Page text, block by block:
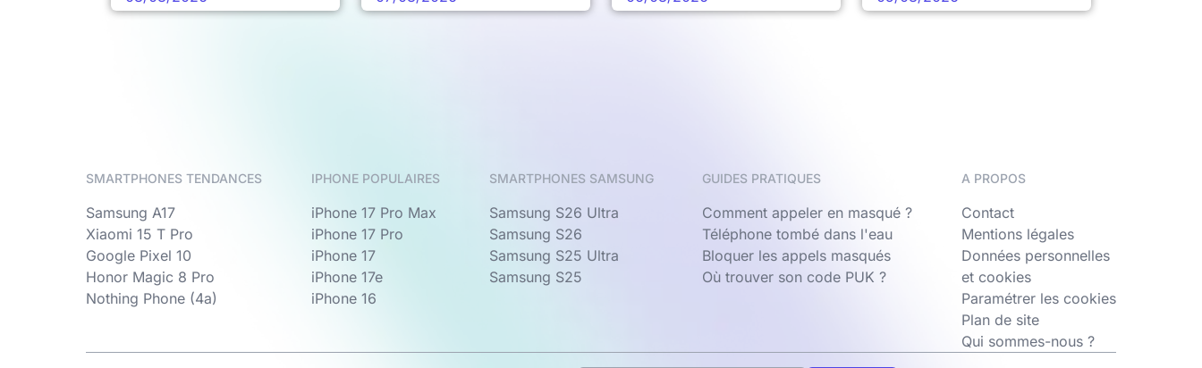
SMARTPHONES TENDANCES
Samsung A17
Xiaomi 15 T Pro
Google Pixel 10
Honor Magic 8 Pro
Nothing Phone (4a)
IPHONE POPULAIRES
iPhone 17 Pro Max
iPhone 17 Pro
iPhone 17
iPhone 17e
iPhone 16
SMARTPHONES SAMSUNG
Samsung S26 Ultra
Samsung S26
Samsung S25 Ultra
Samsung S25
GUIDES PRATIQUES
Comment appeler en masqué ?
Téléphone tombé dans l'eau
Bloquer les appels masqués
Où trouver son code PUK ?
A PROPOS
Contact
Mentions légales
Données personnelles
et cookies
Paramétrer les cookies
Plan de site
Qui sommes-nous ?